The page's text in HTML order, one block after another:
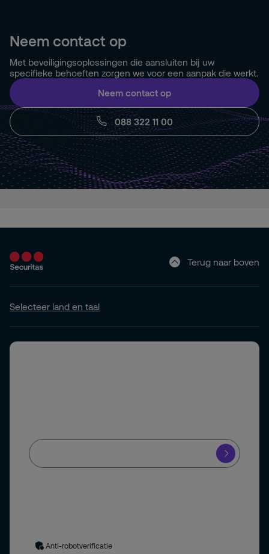
Neem contact op
Met beveiligingsoplossingen die aansluiten bij uw
specifieke behoeften zorgen we voor een aanpak die werkt.
088 322 11 00
Neem contact op
Terug naar boven
Selecteer land en taal
Anti-robotverificatie